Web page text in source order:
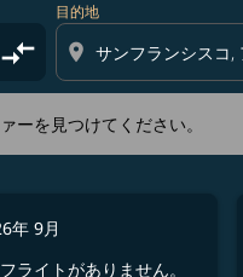
compare_arrows
目的地
location_on
ーを見つけてください。
年 9月
ライトがありません。